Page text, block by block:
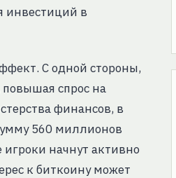
инвестиций в
С одной стороны,
спрос на
финансов, в
560 миллионов
начнут активно
к биткоину может